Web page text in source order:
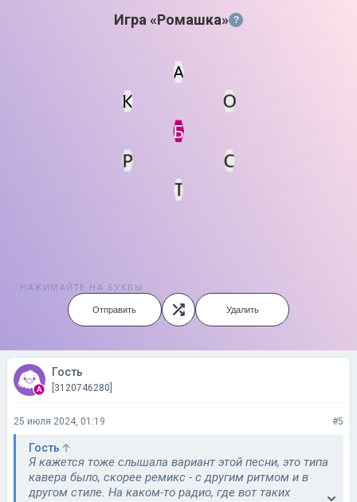
Игра «Ромашка» ?
Мин. кол-во очков
Б
А
К
О
Р
С
Т
НАЖИМАЙТЕ НА БУКВЫ
Отправить Удалить
Гость
[3120746280]
25 июля 2024, 01:19 #5
Гость
Я кажется тоже слышала вариант этой песни, это типа
кавера было, скорее ремикс - с другим ритмом и в
другом стиле. На каком-то радио, где вот таких